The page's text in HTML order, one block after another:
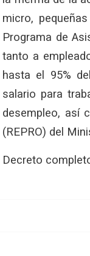
micro,
Programa de
tanto a
hasta el 95%
salario para
desempleo, así
(REPRO) del
Decreto